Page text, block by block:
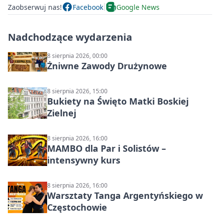
Zaobserwuj nas! Facebook Google News
Nadchodzące wydarzenia
8 sierpnia 2026, 00:00
Żniwne Zawody Drużynowe
8 sierpnia 2026, 15:00
Bukiety na Święto Matki Boskiej
Zielnej
8 sierpnia 2026, 16:00
MAMBO dla Par i Solistów –
intensywny kurs
8 sierpnia 2026, 16:00
Warsztaty Tanga Argentyńskiego w
Częstochowie